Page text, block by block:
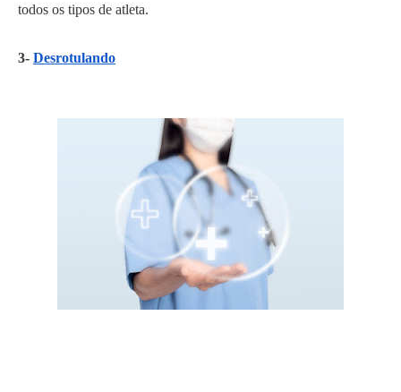
todos os tipos de atleta.
3- Desrotulando